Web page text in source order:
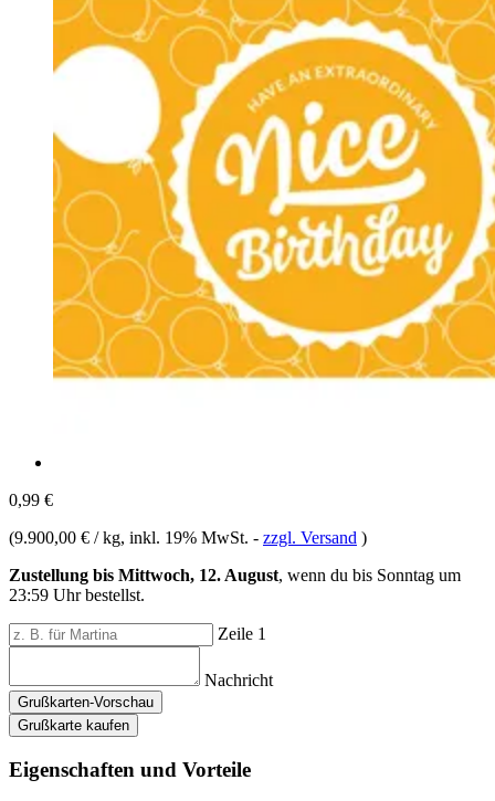
0,99 €
(9.900,00 € / kg, inkl. 19% MwSt. - zzgl. Versand )
Zustellung bis Mittwoch, 12. August, wenn du bis Sonntag um
23:59 Uhrbestellst.
Zeile 1
Nachricht
Grußkarten-Vorschau
Grußkarte kaufen
Eigenschaften und Vorteile